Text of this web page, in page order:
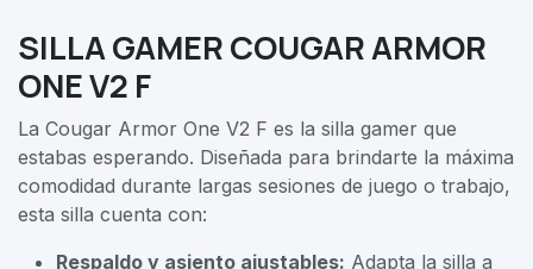
SILLA GAMER COUGAR ARMOR
ONE V2 F
La Cougar Armor One V2 F es la silla gamer que
estabas esperando. Diseñada para brindarte la máxima
comodidad durante largas sesiones de juego o trabajo,
esta silla cuenta con:
Respaldo y asiento ajustables: Adapta la silla a